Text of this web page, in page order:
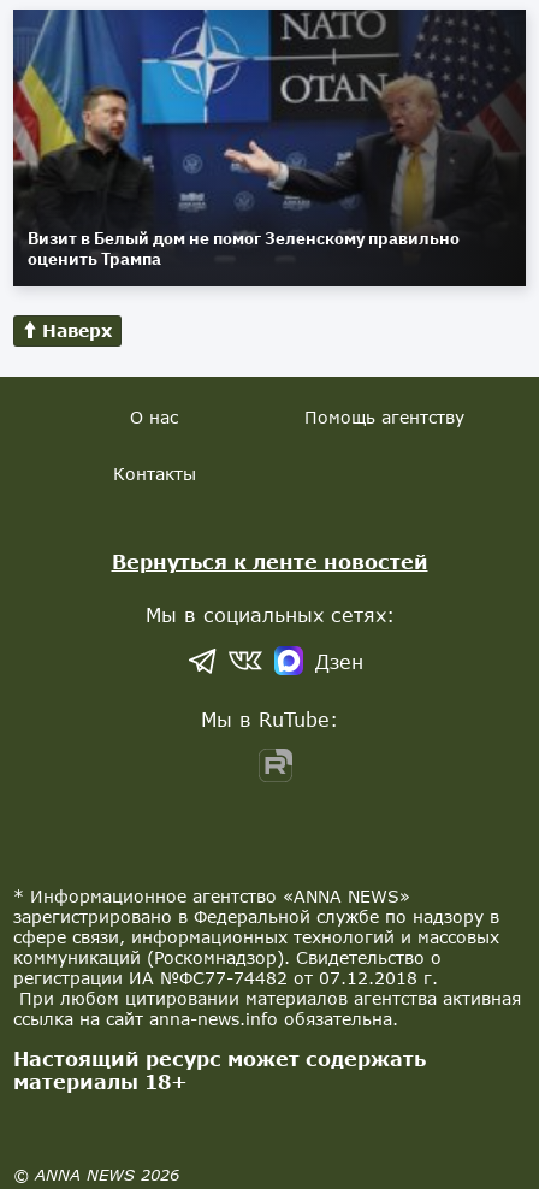
Визит в Белый дом не помог Зеленскому правильно
оценить Трампа
Наверх
* Информационное агентство «ANNA NEWS»
зарегистрировано в Федеральной службе по надзору в
сфере связи, информационных технологий и массовых
коммуникаций (Роскомнадзор). Свидетельство о
регистрации ИА №ФС77-74482 от 07.12.2018 г.
При любом цитировании материалов агентства активная
ссылка на сайт anna-news.info обязательна.
Настоящий ресурс может содержать
материалы 18+
© ANNA NEWS 2026
О нас Помощь агентству
Контакты
Вернуться к ленте новостей
Мы в социальных сетях:
Дзен
Мы в RuTube: